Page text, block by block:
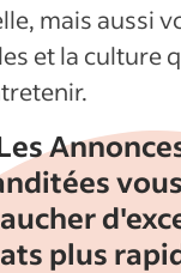
mais aussi
et la culture
plus